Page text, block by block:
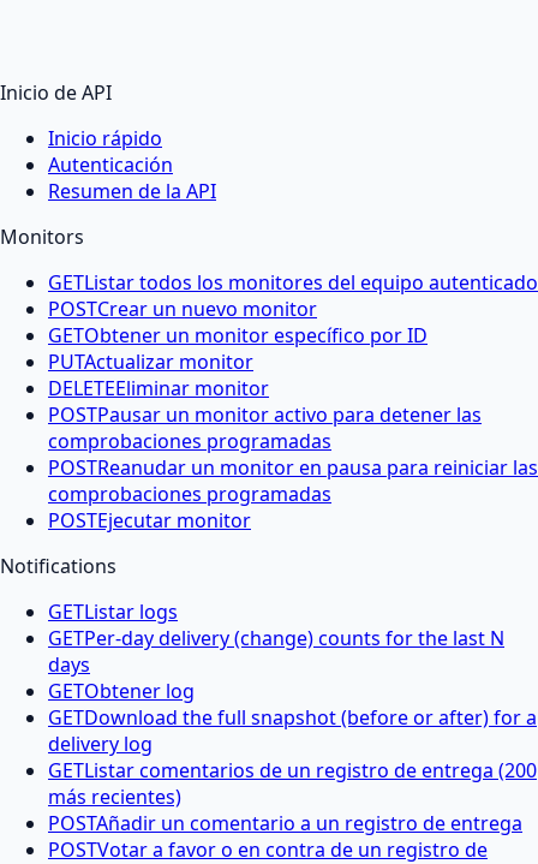
Inicio de API
Inicio rápido
Autenticación
Resumen de la API
Monitors
GETListar todos los monitores del equipo autenticado
POSTCrear un nuevo monitor
GETObtener un monitor específico por ID
PUTActualizar monitor
DELETEEliminar monitor
POSTPausar un monitor activo para detener las
comprobaciones programadas
POSTReanudar un monitor en pausa para reiniciar las
comprobaciones programadas
POSTEjecutar monitor
Notifications
GETListar logs
GETPer-day delivery (change) counts for the last N
days
GETObtener log
GETDownload the full snapshot (before or after) for a
delivery log
GETListar comentarios de un registro de entrega (200
más recientes)
POSTAñadir un comentario a un registro de entrega
POSTVotar a favor o en contra de un registro de